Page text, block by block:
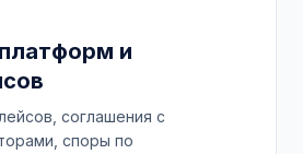
и
соглашения с
споры по